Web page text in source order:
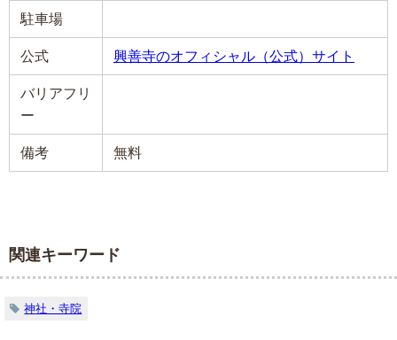
駐車場
公式 興善寺のオフィシャル（公式）サイト
バリアフリ
ー
備考 無料
関連キーワード
神社・寺院